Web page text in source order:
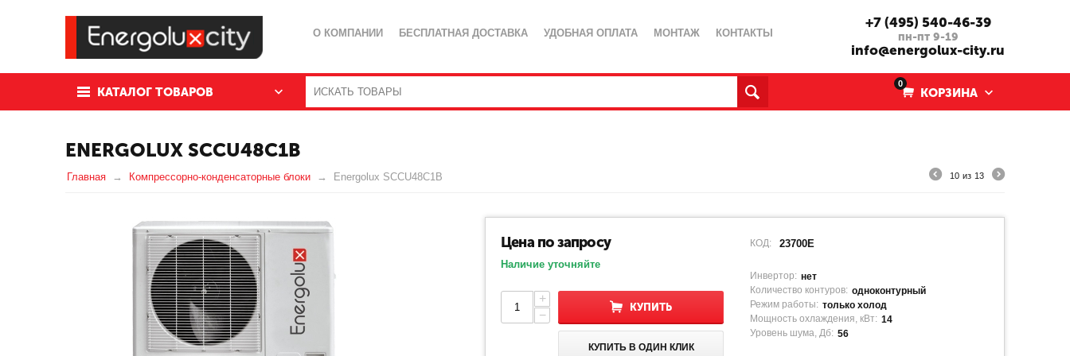
О КОМПАНИИ БЕСПЛАТНАЯ ДОСТАВКА УДОБНАЯ ОПЛАТА МОНТАЖ КОНТАКТЫ
+7 (495) 540-46-39
пн-пт 9-19
info@energolux-city.ru
КАТАЛОГ ТОВАРОВ
0
КОРЗИНА
ENERGOLUX SCCU48C1B
Главная Компрессорно-конденсаторные блоки Energolux SCCU48C1B 10 из 13
Цена по запросу
Наличие уточняйте
+
−
КУПИТЬ
КУПИТЬ В ОДИН КЛИК
КОД: 23700E
Инвертор: нет
Количество контуров: одноконтурный
Режим работы: только холод
Мощность охлаждения, кВт: 14
Уровень шума, Дб: 56